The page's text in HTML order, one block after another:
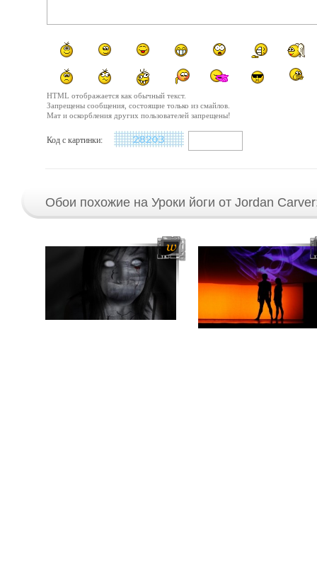
HTML отображается как обычный текст.
Запрещены сообщения, состоящие только из смайлов.
Мат и оскорбления других пользователей запрещены!
Код с картинки:
Обои похожие на Уроки йоги от Jordan